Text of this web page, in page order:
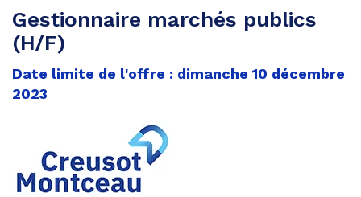
Gestionnaire marchés publics
(H/F)
Date limite de l'offre : dimanche 10 décembre
2023